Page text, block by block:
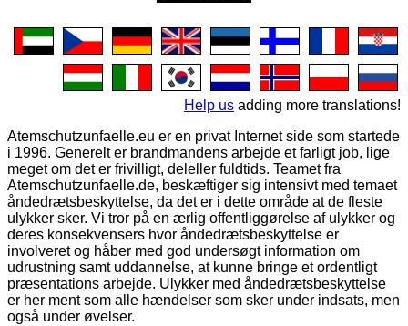
Help us adding more translations!
Atemschutzunfaelle.eu er en privat Internet side som startede
i 1996. Generelt er brandmandens arbejde et farligt job, lige
meget om det er frivilligt, deleller fuldtids. Teamet fra
Atemschutzunfaelle.de, beskæftiger sig intensivt med temaet
åndedrætsbeskyttelse, da det er i dette område at de fleste
ulykker sker. Vi tror på en ærlig offentliggørelse af ulykker og
deres konsekvensers hvor åndedrætsbeskyttelse er
involveret og håber med god undersøgt information om
udrustning samt uddannelse, at kunne bringe et ordentligt
præsentations arbejde. Ulykker med åndedrætsbeskyttelse
er her ment som alle hændelser som sker under indsats, men
også under øvelser.